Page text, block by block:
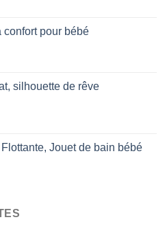
:
pour bébé
silhouette de rêve
Jouet de bain bébé